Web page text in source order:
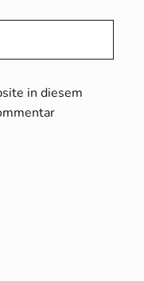
in diesem